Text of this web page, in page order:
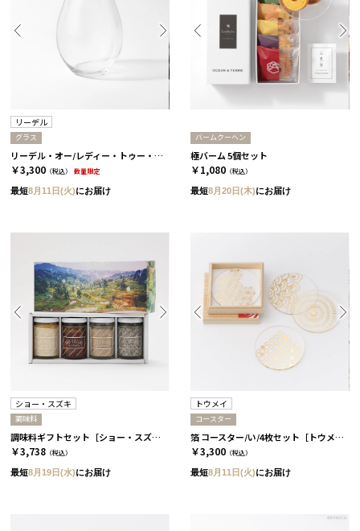
リーデル
グラス
リーデル・オー/レディー・トゥー・ドリンク
￥3,300 （税込） 数量限定
最短8月11日(火)にお届け
バームクーヘン
極バーム 5個セット
￥1,080 （税込）
最短8月20日(木)にお届け
ショー・スズキ
調味料
調味料ギフトセット［ショー・スズキ］
￥3,738 （税込）
最短8月19日(水)にお届け
トウメイ
コースター
箔 コースター/い/4枚セット［トウメイ］
￥3,300 （税込）
最短8月11日(火)にお届け